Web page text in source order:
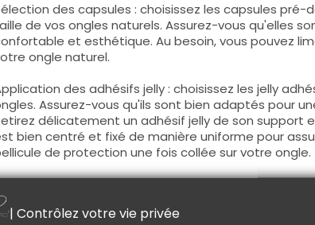
des capsules : choisissez les capsules
de vos ongles naturels. Assurez-vous qu'elles
et esthétique. Au besoin, vous pouvez
ongle naturel.
des adhésifs jelly : choisissez les jelly
Assurez-vous qu'ils sont bien adaptés pour
délicatement un adhésif jelly de son support
bien centré et fixé de manière uniforme pour
de protection une fois collée sur votre ongle.
Positionnement des capsules : déposez avec
en vous assurant de bien l'aligner et de
une légère pression pendant quelques
| Contrôlez votre vie privée